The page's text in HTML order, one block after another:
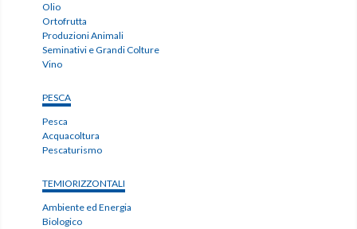
Olio
Ortofrutta
Produzioni Animali
Seminativi e Grandi Colture
Vino
PESCA
Pesca
Acquacoltura
Pescaturismo
TEMIORIZZONTALI
Ambiente ed Energia
Biologico